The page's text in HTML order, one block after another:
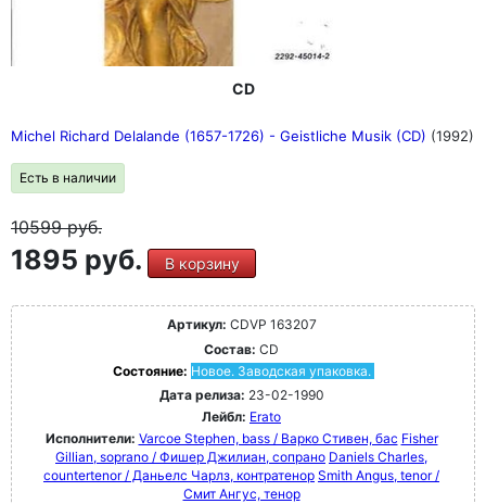
CD
Michel Richard Delalande (1657-1726) - Geistliche Musik (CD) (1992)
Есть в наличии
10599руб.
1895 руб. В корзину
Артикул: CDVP 163207
Состав: CD
Состояние: Новое. Заводская упаковка.
Дата релиза: 23-02-1990
Лейбл: Erato
Исполнители: Varcoe Stephen, bass / Варко Стивен, бас Fisher
Gillian, soprano / Фишер Джилиан, сопрано Daniels Charles,
countertenor / Даньелс Чарлз, контратенор Smith Angus, tenor /
Смит Ангус, тенор